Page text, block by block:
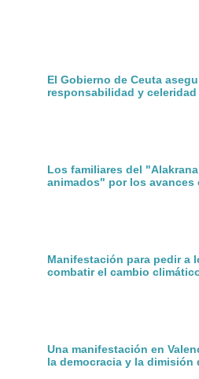
El Gobierno de Ceuta
responsabilidad y celeridad
Los familiares del
animados" por los avances
Manifestación para pedir a
combatir el cambio
Una manifestación en
la democracia y la dimisión